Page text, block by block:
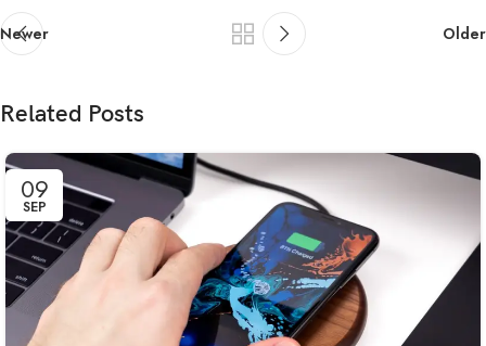
Newer Older
Related Posts
09
SEP